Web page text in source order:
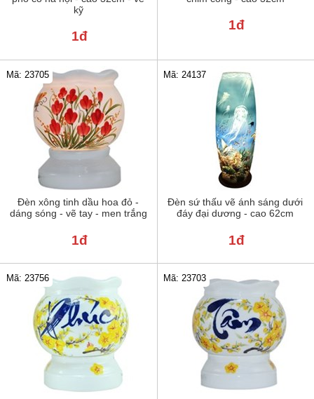
kỹ
1đ
1đ
Đèn xông tinh dầu hoa đỏ -
dáng sóng - vẽ tay - men trắng
Mã: 23705
1đ
Đèn sứ thấu vẽ ánh sáng dưới
đáy đại dương - cao 62cm
Mã: 24137
1đ
Mã: 23756 Mã: 23703